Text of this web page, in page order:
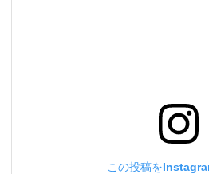
この投稿を